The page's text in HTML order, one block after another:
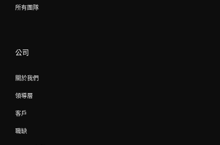
所有團隊
公司
關於我們
領導層
客戶
職缺